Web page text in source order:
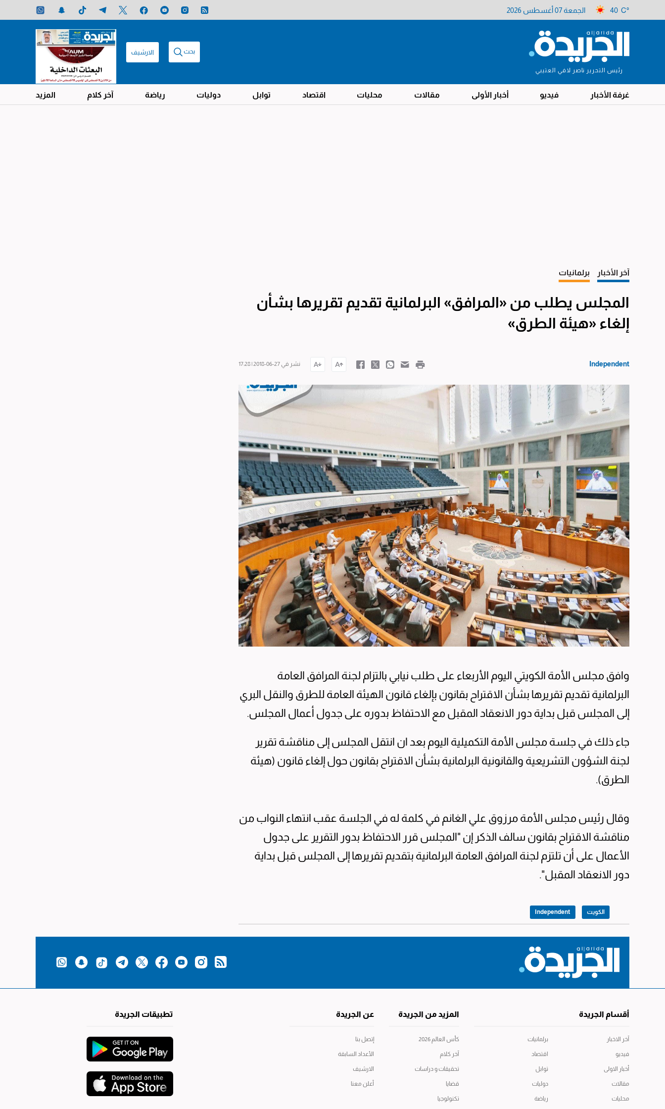
40 C° الجمعة 07 أغسطس 2026
رئيس التحرير ناصر لافي العتيبي
بحث الارشيف
غرفة الأخبار فيديو أخبار الأولى مقالات محليات اقتصاد توابل دوليات رياضة آخر كلام المزيد
آخر الأخبار برلمانيات
المجلس يطلب من «المرافق» البرلمانية تقديم تقريرها بشأن
إلغاء «هيئة الطرق»
Independent نشر في 27-06-2018 | 17:28
وافق مجلس الأمة الكويتي اليوم الأربعاء على طلب نيابي بالتزام لجنة المرافق العامة
البرلمانية تقديم تقريرها بشأن الاقتراح بقانون بإلغاء قانون الهيئة العامة للطرق والنقل البري
إلى المجلس قبل بداية دور الانعقاد المقبل مع الاحتفاظ بدوره على جدول أعمال المجلس.
جاء ذلك في جلسة مجلس الأمة التكميلية اليوم بعد ان انتقل المجلس إلى مناقشة تقرير
لجنة الشؤون التشريعية والقانونية البرلمانية بشأن الاقتراح بقانون حول إلغاء قانون (هيئة
الطرق).
وقال رئيس مجلس الأمة مرزوق علي الغانم في كلمة له في الجلسة عقب انتهاء النواب من
مناقشة الاقتراح بقانون سالف الذكر إن "المجلس قرر الاحتفاظ بدور التقرير على جدول
الأعمال على أن تلتزم لجنة المرافق العامة البرلمانية بتقديم تقريرها إلى المجلس قبل بداية
دور الانعقاد المقبل".
الكويت Independent
أقسام الجريدة
آخر الاخبار
فيديو
أخبار الاولى
مقالات
محليات
برلمانيات
اقتصاد
توابل
دوليات
رياضة
المزيد من الجريدة
كأس العالم 2026
آخر كلام
تحقيقات و دراسات
قضايا
تكنولوجيا
عن الجريدة
إتصل بنا
الأعداد السابقة
الارشيف
أعلن معنا
تطبيقات الجريدة